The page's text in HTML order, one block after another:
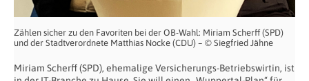
Zählen sicher zu den Favoriten bei der OB-Wahl: Miriam Scherff (SPD)
und der Stadtverordnete Matthias Nocke (CDU) – © Siegfried Jähne
Miriam Scherff (SPD), ehemalige Versicherungs-Betriebswirtin, ist